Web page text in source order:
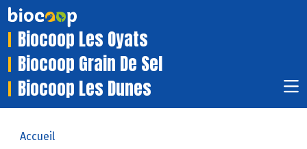
Biocoop Les Oyats
Biocoop Grain De Sel
Biocoop Les Dunes
Accueil